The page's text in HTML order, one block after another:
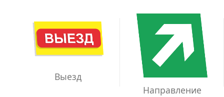
Выезд
Направление